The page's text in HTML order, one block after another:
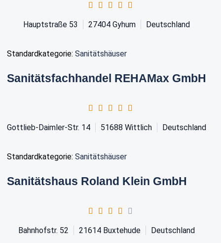
Hauptstraße 53 27404 Gyhum Deutschland
Standardkategorie: Sanitätshäuser
Sanitätsfachhandel REHAMax GmbH
Gottlieb-Daimler-Str. 14 51688 Wittlich Deutschland
Standardkategorie: Sanitätshäuser
Sanitätshaus Roland Klein GmbH
Bahnhofstr. 52 21614 Buxtehude Deutschland